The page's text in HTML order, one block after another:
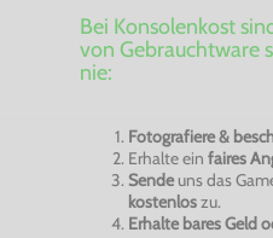
Bei Konsolenkost
von Gebrauchtware
nie:
Fotografiere &
Erhalte ein faires
Sendeuns das
kostenloszu.
Erhalte bares Geld